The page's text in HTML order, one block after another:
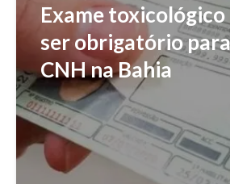
Exame toxicológico
ser obrigatório
CNH na Bahia